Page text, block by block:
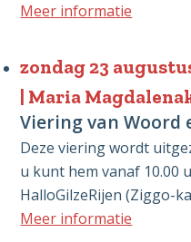
Meer informatie
zondag 23
Maria
Viering van Woord
Deze viering wordt
u kunt hem vanaf 10.00
HalloGilzeRijen (Ziggo-
Meer informatie